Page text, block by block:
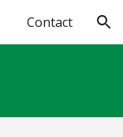
Contact